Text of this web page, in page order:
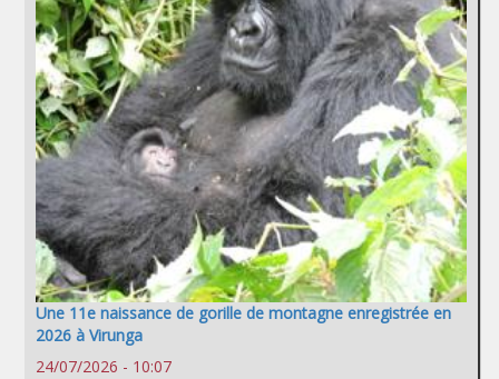
Une 11e naissance de gorille de montagne enregistrée en
2026 à Virunga
24/07/2026 - 10:07